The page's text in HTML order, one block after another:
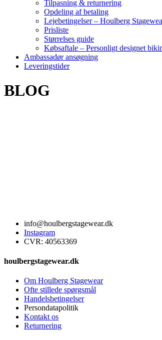
Tilpasning & returnering
Opdeling af betaling
Lejebetingelser – Houlberg
Prisliste
Størrelses guide
Købsaftale – Personligt designet
Ambassadør ansøgning
Leveringstider
BLOG
info@houlbergstagewear.dk
Instagram
CVR: 40563369
houlbergstagewear.dk
Om Houlberg Stagewear
Ofte stillede spørgsmål
Handelsbetingelser
Persondatapolitik
Kontakt os
Returnering